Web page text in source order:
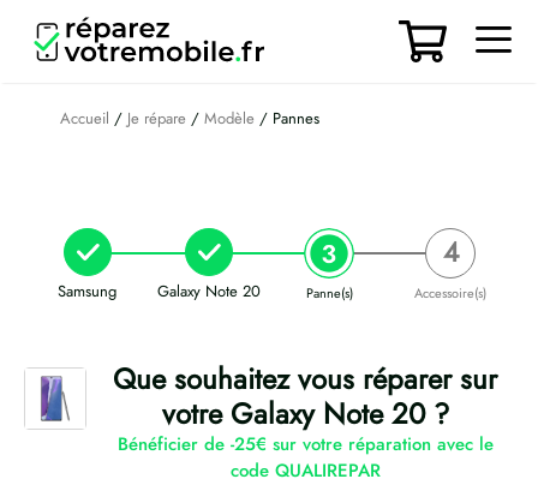
contenu
Accueil / Je répare / Modèle / Pannes
Samsung Galaxy Note 20 Panne(s) Accessoire(s)
Que souhaitez vous réparer sur
votre Galaxy Note 20 ?
Bénéficier de -25€ sur votre réparation avec le
code QUALIREPAR